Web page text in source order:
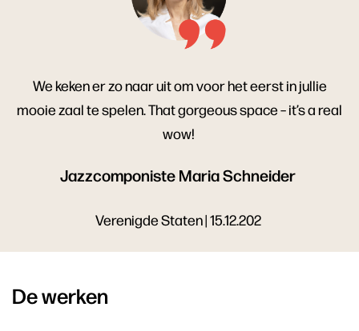
We keken er zo naar uit om voor het eerst in jullie
mooie zaal te spelen. That gorgeous space – it’s a real
wow!
Jazzcomponiste Maria Schneider
Verenigde Staten | 15.12.202
De werken